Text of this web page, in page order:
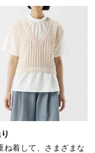
ね着して、さまざまな